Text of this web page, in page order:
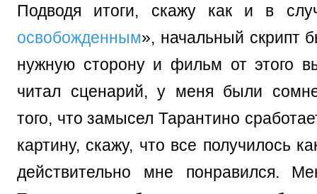
Подводя итоги, скажу как и в
освобожденным», начальный скрипт
нужную сторону и фильм от этого
читал сценарий, у меня были
того, что замысел Тарантино
картину, скажу, что все получилось
действительно мне понравился.